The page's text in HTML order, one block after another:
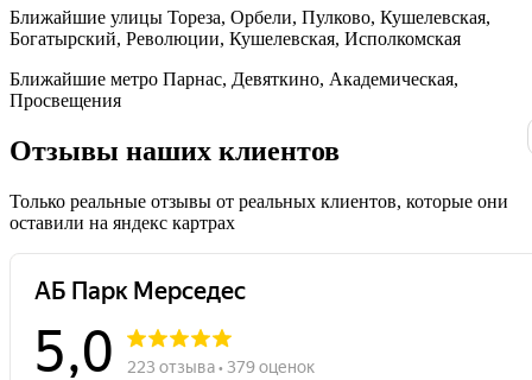
Ближайшие улицы Тореза, Орбели, Пулково, Кушелевская,
Богатырский, Революции, Кушелевская, Исполкомская
Ближайшие метро Парнас, Девяткино, Академическая,
Просвещения
Отзывы наших клиентов
Только реальные отзывы от реальных клиентов, которые они
оставили на яндекс картрах